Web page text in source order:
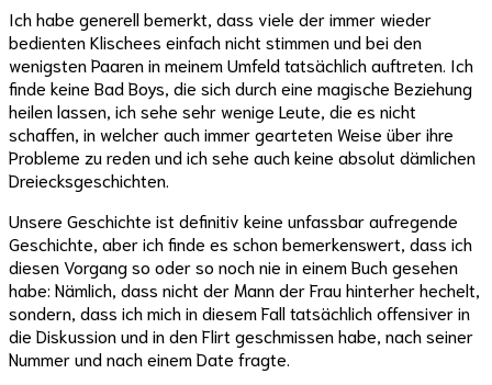
Ich habe generell bemerkt, dass viele der immer wieder
bedienten Klischees einfach nicht stimmen und bei den
wenigsten Paaren in meinem Umfeld tatsächlich auftreten. Ich
finde keine Bad Boys, die sich durch eine magische Beziehung
heilen lassen, ich sehe sehr wenige Leute, die es nicht
schaffen, in welcher auch immer gearteten Weise über ihre
Probleme zu reden und ich sehe auch keine absolut dämlichen
Dreiecksgeschichten.
Unsere Geschichte ist definitiv keine unfassbar aufregende
Geschichte, aber ich finde es schon bemerkenswert, dass ich
diesen Vorgang so oder so noch nie in einem Buch gesehen
habe: Nämlich, dass nicht der Mann der Frau hinterher hechelt,
sondern, dass ich mich in diesem Fall tatsächlich offensiver in
die Diskussion und in den Flirt geschmissen habe, nach seiner
Nummer und nach einem Date fragte.